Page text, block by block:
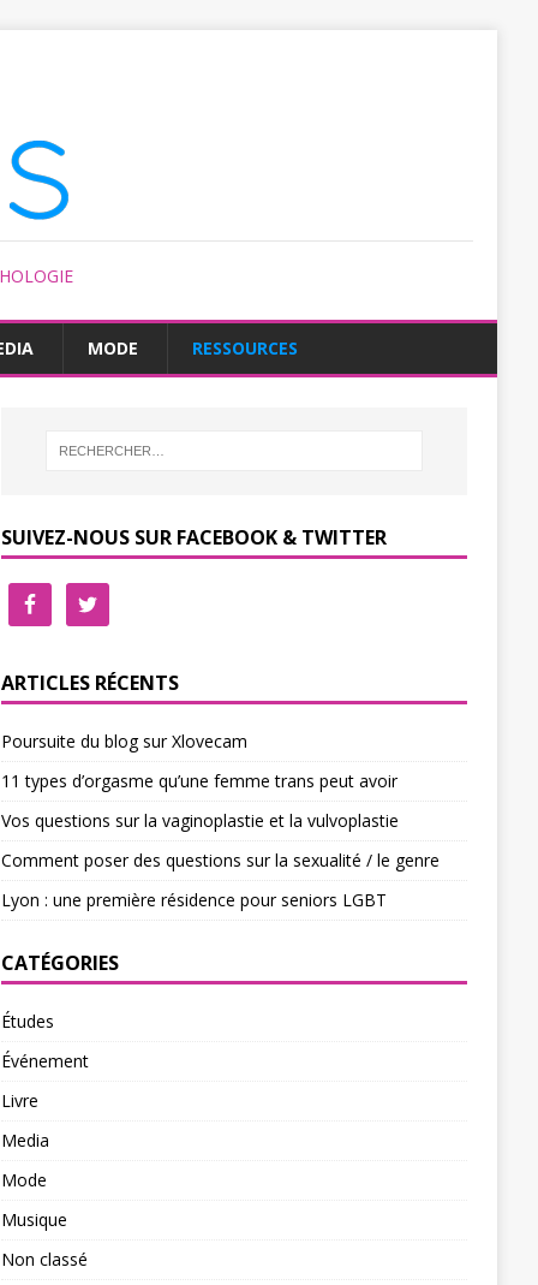
MODE RESSOURCES
SUIVEZ-NOUS SUR FACEBOOK & TWITTER
ARTICLES RÉCENTS
Poursuite du blog sur Xlovecam
11 types d’orgasme qu’une femme trans peut avoir
Vos questions sur la vaginoplastie et la vulvoplastie
Comment poser des questions sur la sexualité / le genre
Lyon : une première résidence pour seniors LGBT
CATÉGORIES
Études
Événement
Livre
Media
Mode
Musique
Non classé